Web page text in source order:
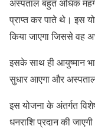
अस्पताल बहुत अधिक
प्राप्त कर पाते थे। इस
किया जाएगा जिससे वह
इसके साथ ही आयुष्मान
सुधार आएगा और
इस योजना के अंतर्गत
धनराशि प्रदान की